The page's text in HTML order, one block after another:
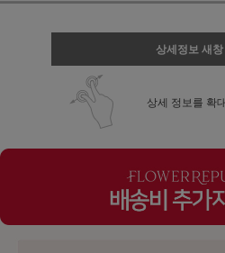
상세정보 새
상세 정보를 확